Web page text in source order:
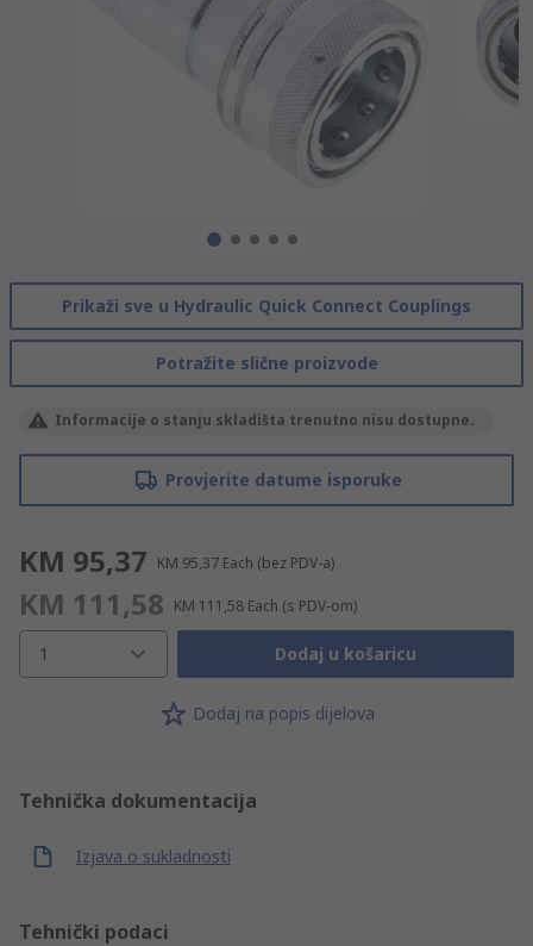
Prikaži sve u Hydraulic Quick Connect Couplings
Potražite slične proizvode
Informacije o stanju skladišta trenutno nisu dostupne.
Provjerite datume isporuke
KM 95,37 KM 95,37 Each (bez PDV-a)
KM 111,58 KM 111,58 Each (s PDV-om)
1 Dodaj u košaricu
Dodaj na popis dijelova
Tehnička dokumentacija
Izjava o sukladnosti
Tehnički podaci